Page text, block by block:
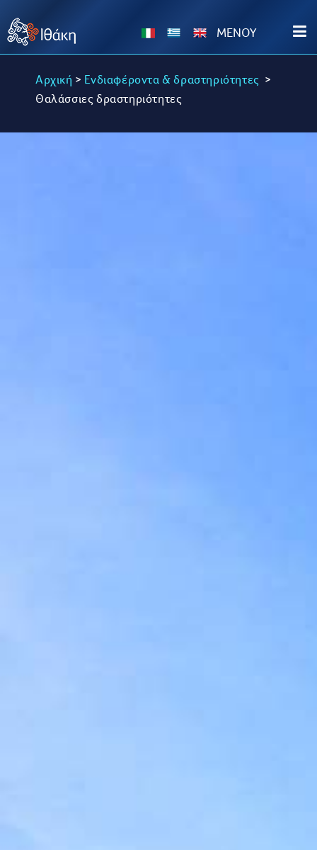
Αρχική > Ενδιαφέροντα & δραστηριότητες >
Θαλάσσιες δραστηριότητες
MENOY